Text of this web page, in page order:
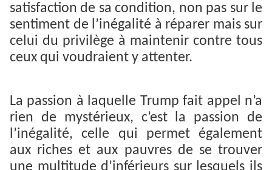
satisfaction de sa condition, non pas sur le
sentiment de l’inégalité à réparer mais sur
celui du privilège à maintenir contre tous
ceux qui voudraient y attenter.
La passion à laquelle Trump fait appel n’a
rien de mystérieux, c’est la passion de
l’inégalité, celle qui permet également
aux riches et aux pauvres de se trouver
une multitude d’inférieurs sur lesquels ils